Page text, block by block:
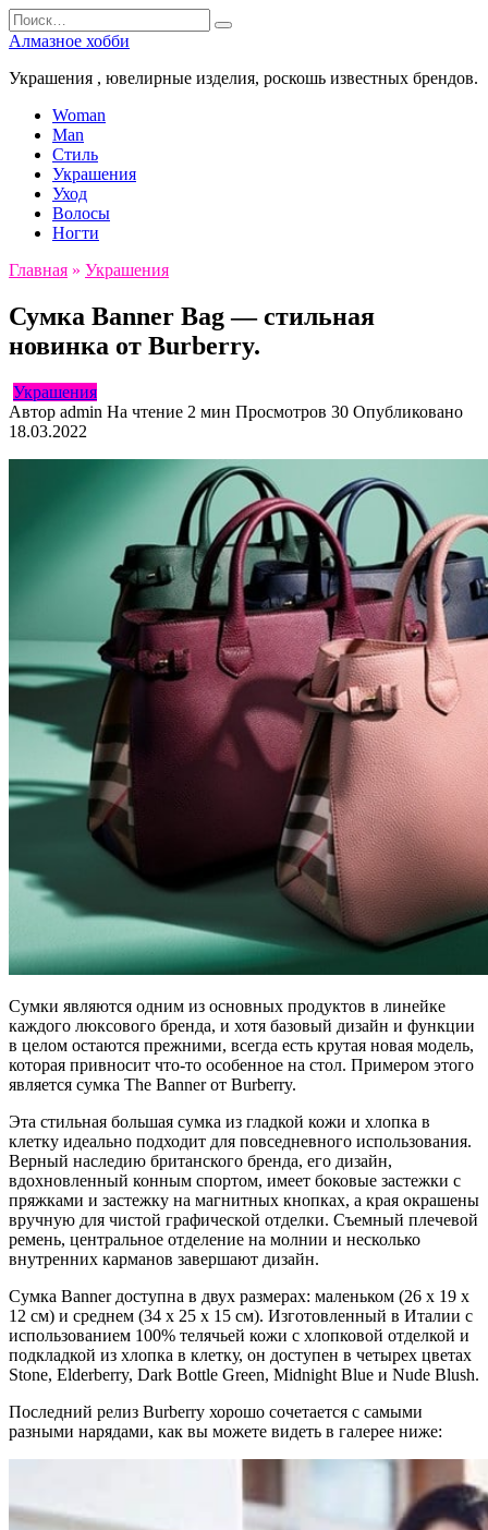
Перейти
к
Search
for:
Алмазное хобби
Украшения , ювелирные изделия, роскошь известных брендов.
Woman
Man
Стиль
Украшения
Уход
Волосы
Ногти
Главная » Украшения
Сумка Banner Bag — стильная
новинка от Burberry.
Украшения
Автор admin На чтение 2 мин Просмотров 30 Опубликовано
18.03.2022
Сумки являются одним из основных продуктов в линейке
каждого люксового бренда, и хотя базовый дизайн и функции
в целом остаются прежними, всегда есть крутая новая модель,
которая привносит что-то особенное на стол. Примером этого
является сумка The Banner от Burberry.
Эта стильная большая сумка из гладкой кожи и хлопка в
клетку идеально подходит для повседневного использования.
Верный наследию британского бренда, его дизайн,
вдохновленный конным спортом, имеет боковые застежки с
пряжками и застежку на магнитных кнопках, а края окрашены
вручную для чистой графической отделки. Съемный плечевой
ремень, центральное отделение на молнии и несколько
внутренних карманов завершают дизайн.
Сумка Banner доступна в двух размерах: маленьком (26 x 19 x
12 см) и среднем (34 x 25 x 15 см). Изготовленный в Италии с
использованием 100% телячьей кожи с хлопковой отделкой и
подкладкой из хлопка в клетку, он доступен в четырех цветах
Stone, Elderberry, Dark Bottle Green, Midnight Blue и Nude Blush.
Последний релиз Burberry хорошо сочетается с самыми
разными нарядами, как вы можете видеть в галерее ниже: